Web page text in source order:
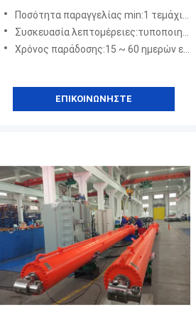
κύλινδρος χάλυβα 32mpa για τα
μηχανήματα οχημάτων
Ποσότητα παραγγελίας min:1 τεμάχιο / Τεμάχια
Συσκευασία λεπτομέρειες:τυποποιημένο λογισμικό κατά την εξαγωγή
Χρόνος παράδοσης:15 ~ 60 ημερών εξαρτάται από τον τύπο προϊόντων
ΕΠΙΚΟΙΝΩΝΉΣΤΕ